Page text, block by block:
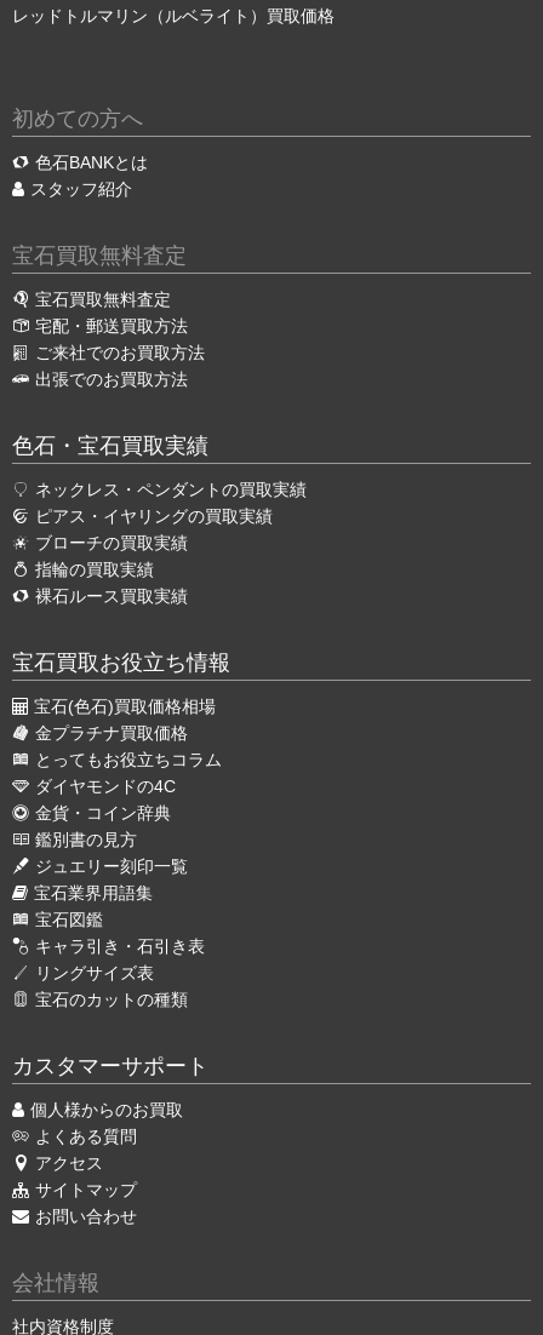
レッドトルマリン（ルベライト）買取価格
初めての方へ
色石BANKとは
スタッフ紹介
宝石買取無料査定
宝石買取無料査定
宅配・郵送買取方法
ご来社でのお買取方法
出張でのお買取方法
色石・宝石買取実績
ネックレス・ペンダントの買取実績
ピアス・イヤリングの買取実績
ブローチの買取実績
指輪の買取実績
裸石ルース買取実績
宝石買取お役立ち情報
宝石(色石)買取価格相場
金プラチナ買取価格
とってもお役立ちコラム
ダイヤモンドの4C
金貨・コイン辞典
鑑別書の見方
ジュエリー刻印一覧
宝石業界用語集
宝石図鑑
キャラ引き・石引き表
リングサイズ表
宝石のカットの種類
カスタマーサポート
個人様からのお買取
よくある質問
アクセス
サイトマップ
お問い合わせ
会社情報
社内資格制度